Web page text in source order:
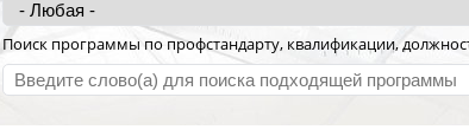
Поиск программы по профстандарту, квалификации,